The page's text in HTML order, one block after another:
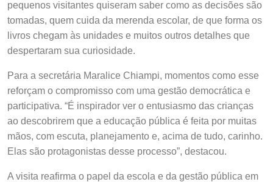
pequenos visitantes quiseram saber como as decisões são
tomadas, quem cuida da merenda escolar, de que forma os
livros chegam às unidades e muitos outros detalhes que
despertaram sua curiosidade.
Para a secretária Maralice Chiampi, momentos como esse
reforçam o compromisso com uma gestão democrática e
participativa. “É inspirador ver o entusiasmo das crianças
ao descobrirem que a educação pública é feita por muitas
mãos, com escuta, planejamento e, acima de tudo, carinho.
Elas são protagonistas desse processo”, destacou.
A visita reafirma o papel da escola e da gestão pública em